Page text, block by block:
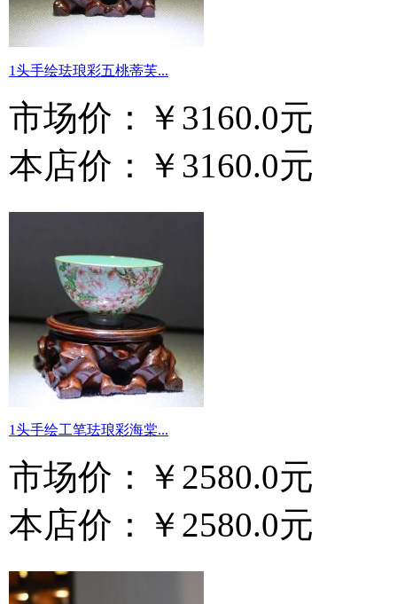
1头手绘珐琅彩五桃蒂芙...
市场价：
￥3160.0元
本店价：
￥3160.0元
1头手绘工笔珐琅彩海棠...
市场价：
￥2580.0元
本店价：
￥2580.0元